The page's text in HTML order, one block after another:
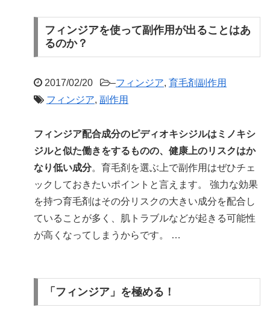
フィンジアを使って副作用が出ることはあ
るのか？
2017/02/20 –フィンジア, 育毛剤副作用
フィンジア, 副作用
フィンジア配合成分のピディオキシジルはミノキシ
ジルと似た働きをするものの、健康上のリスクはか
なり低い成分。育毛剤を選ぶ上で副作用はぜひチェ
ックしておきたいポイントと言えます。 強力な効果
を持つ育毛剤はその分リスクの大きい成分を配合し
ていることが多く、肌トラブルなどが起きる可能性
が高くなってしまうからです。 …
「フィンジア」を極める！